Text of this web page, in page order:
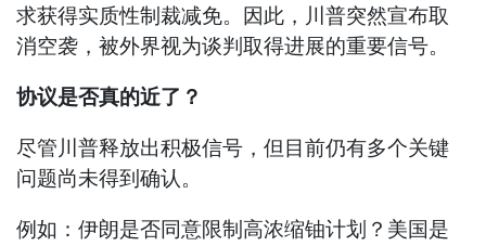
求获得实质性制裁减免。因此，川普突然宣布取
消空袭，被外界视为谈判取得进展的重要信号。
协议是否真的近了？
尽管川普释放出积极信号，但目前仍有多个关键
问题尚未得到确认。
例如：伊朗是否同意限制高浓缩铀计划？美国是